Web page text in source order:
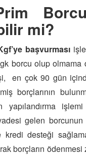
mi?
başvurması
borcu olup olmama
en çok 90 gün
borçlarının
yapılandırma
gelen borcunun
desteği
borçların ödenmesi